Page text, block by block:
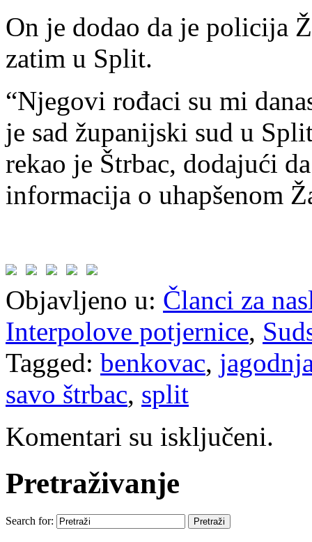
On je dodao da je policija
zatim u Split.
“Njegovi rođaci su mi
je sad županijski sud u
rekao je Štrbac, dodajući
informacija o uhapšenom
Objavljeno u: Članci za
Interpolove potjernice,
Tagged: benkovac,
savo štrbac, split
Komentari su isključeni.
Pretraživanje
Search for: